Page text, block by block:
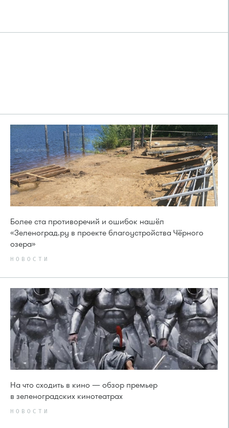
Более ста противоречий и ошибок нашёл
«Зеленоград.ру в проекте благоустройства Чёрного
озера»
НОВОСТИ
На что сходить в кино — обзор премьер
в зеленоградских кинотеатрах
НОВОСТИ